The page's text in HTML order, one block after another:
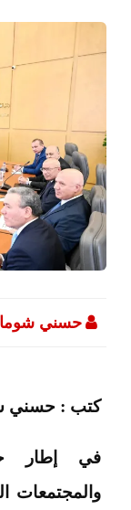
حسني
كتب : حسني
في إطار
والمجتمعات